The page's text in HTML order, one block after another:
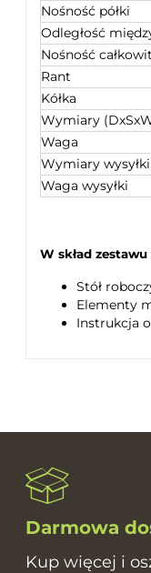
Nośność półki
Odległość
Nośność
Rant
Kółka
Wymiary
Waga
Wymiary
Waga wysyłki
W skład
Stół
Elementy
Instrukcja
Darmowa
Kup więcej i